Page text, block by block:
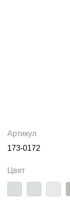
Артикул
173-0172
Цвет